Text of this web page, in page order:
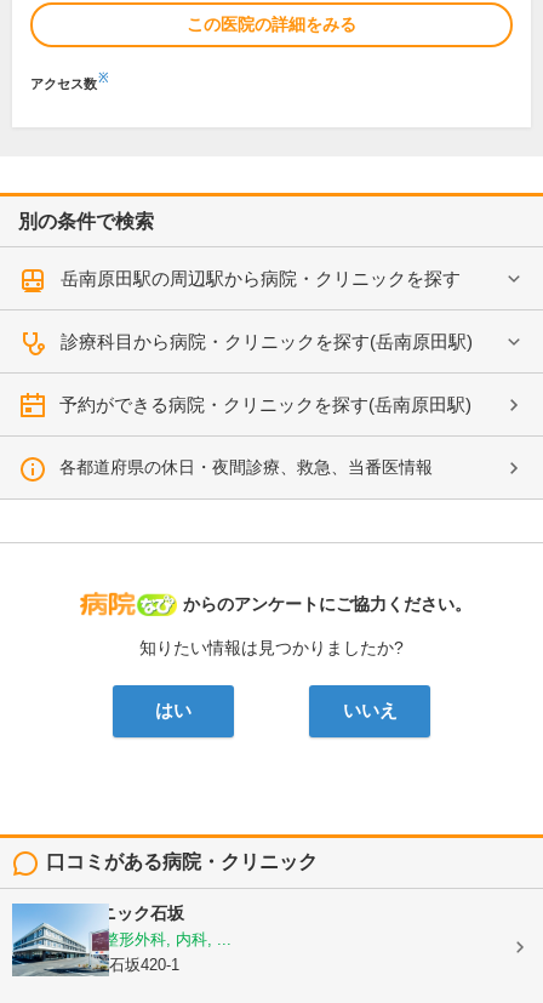
この医院の詳細をみる
アクセス数※
別の条件で検索
岳南原田駅の周辺駅から病院・クリニックを探す
診療科目から病院・クリニックを探す(岳南原田駅)
予約ができる病院・クリニックを探す(岳南原田駅)
各都道府県の休日・夜間診療、救急、当番医情報
病院なび
からのアンケートにご協力ください。
知りたい情報は見つかりましたか?
はい いいえ
口コミがある病院・クリニック
ももはクリニック石坂
脳神経外科, 整形外科, 内科, ...
静岡県富士市石坂420-1